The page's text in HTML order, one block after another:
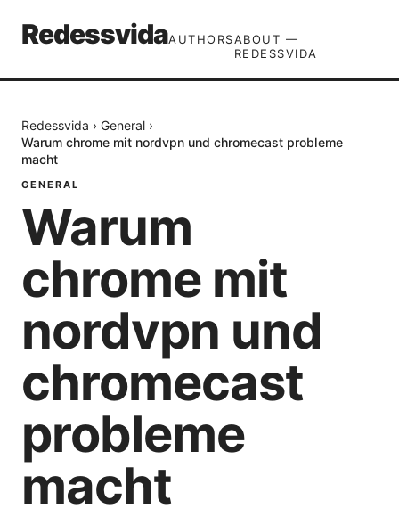
RedessvidaAUTHORSABOUT —
REDESSVIDA
Redessvida › General ›
Warum chrome mit nordvpn und chromecast probleme
macht
GENERAL
Warum
chrome mit
nordvpn und
chromecast
probleme
macht